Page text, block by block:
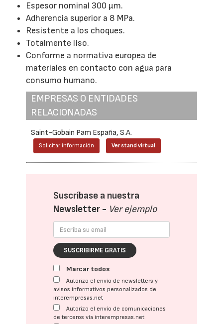
Espesor nominal 300 µm.
Adherencia superior a 8 MPa.
Resistente a los choques.
Totalmente liso.
Conforme a normativa europea de
materiales en contacto con agua para
consumo humano.
EMPRESAS O ENTIDADES
RELACIONADAS
Saint-Gobain Pam España, S.A.
Solicitar información Ver stand virtual
Suscríbase a nuestra
Newsletter - Ver ejemplo
SUSCRIBIRME GRATIS
Marcar todos
Autorizo el envío de newsletters y
avisos informativos personalizados de
interempresas.net
Autorizo el envío de comunicaciones
de terceros vía interempresas.net